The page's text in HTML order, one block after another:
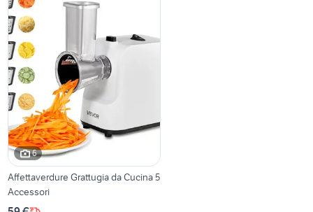
6
Affettaverdure Grattugia da Cucina 5
Accessori